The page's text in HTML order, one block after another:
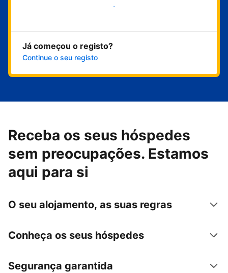
Comece já
Já começou o registo?
Continue o seu registo
Receba os seus hóspedes
sem preocupações. Estamos
aqui para si
O seu alojamento, as suas regras
Conheça os seus hóspedes
Segurança garantida